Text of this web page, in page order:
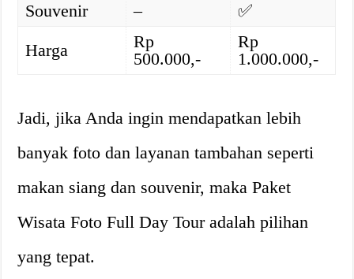
Souvenir –
✅
Harga
Rp
500.000,-
Rp
1.000.000,-
Jadi, jika Anda ingin mendapatkan lebih
banyak foto dan layanan tambahan seperti
makan siang dan souvenir, maka Paket
Wisata Foto Full Day Tour adalah pilihan
yang tepat.